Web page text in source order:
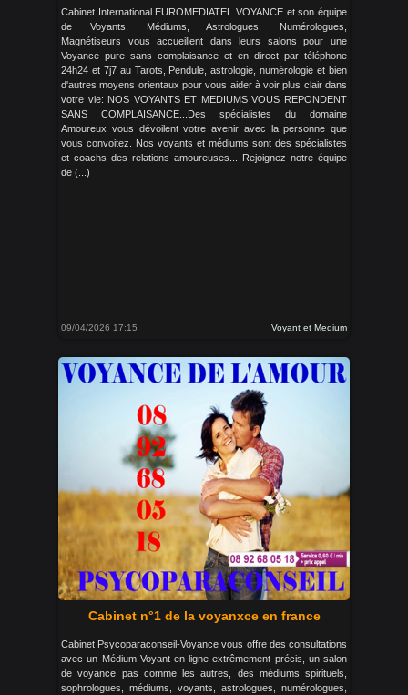
Cabinet International EUROMEDIATEL VOYANCE et son équipe
de Voyants, Médiums, Astrologues, Numérologues,
Magnétiseurs vous accueillent dans leurs salons pour une
Voyance pure sans complaisance et en direct par téléphone
24h24 et 7j7 au Tarots, Pendule, astrologie, numérologie et bien
d'autres moyens orientaux pour vous aider à voir plus clair dans
votre vie: NOS VOYANTS ET MEDIUMS VOUS REPONDENT
SANS COMPLAISANCE...Des spécialistes du domaine
Amoureux vous dévoilent votre avenir avec la personne que
vous convoitez. Nos voyants et médiums sont des spécialistes
et coachs des relations amoureuses... Rejoignez notre équipe
de (...)
09/04/2026 17:15 Voyant et Medium
Cabinet n°1 de la voyanxce en france
Cabinet Psycoparaconseil-Voyance vous offre des consultations
avec un Médium-Voyant en ligne extrêmement précis, un salon
de voyance pas comme les autres, des médiums spirituels,
sophrologues, médiums, voyants, astrologues, numérologues,